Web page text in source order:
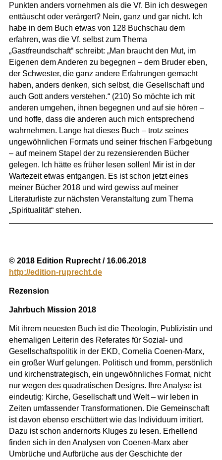
Punkten anders vornehmen als die Vf. Bin ich deswegen
enttäuscht oder verärgert? Nein, ganz und gar nicht. Ich
habe in dem Buch etwas von 128 Buchschau dem
erfahren, was die Vf. selbst zum Thema
„Gastfreundschaft“ schreibt: „Man braucht den Mut, im
Eigenen dem Anderen zu begegnen – dem Bruder eben,
der Schwester, die ganz andere Erfahrungen gemacht
haben, anders denken, sich selbst, die Gesellschaft und
auch Gott anders verstehen.“ (210) So möchte ich mit
anderen umgehen, ihnen begegnen und auf sie hören –
und hoffe, dass die anderen auch mich entsprechend
wahrnehmen. Lange hat dieses Buch – trotz seines
ungewöhnlichen Formats und seiner frischen Farbgebung
– auf meinem Stapel der zu rezensierenden Bücher
gelegen. Ich hätte es früher lesen sollen! Mir ist in der
Wartezeit etwas entgangen. Es ist schon jetzt eines
meiner Bücher 2018 und wird gewiss auf meiner
Literaturliste zur nächsten Veranstaltung zum Thema
„Spiritualität“ stehen.
© 2018 Edition Ruprecht / 16.06.2018
http://edition-ruprecht.de
Rezension
Jahrbuch Mission 2018
Mit ihrem neuesten Buch ist die Theologin, Publizistin und
ehemaligen Leiterin des Referates für Sozial- und
Gesellschaftspolitik in der EKD, Cornelia Coenen-Marx,
ein großer Wurf gelungen. Politisch und fromm, persönlich
und kirchenstrategisch, ein ungewöhnliches Format, nicht
nur wegen des quadratischen Designs. Ihre Analyse ist
eindeutig: Kirche, Gesellschaft und Welt – wir leben in
Zeiten umfassender Transformationen. Die Gemeinschaft
ist davon ebenso erschüttert wie das Individuum irritiert.
Dazu ist schon andernorts Kluges zu lesen. Erhellend
finden sich in den Analysen von Coenen-Marx aber
Umbrüche und Aufbrüche aus der Geschichte der